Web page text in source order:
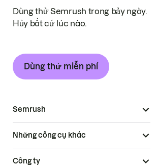
Dùng thử Semrush trong bảy ngày.
Hủy bất cứ lúc nào.
Dùng thử miễn phí
Semrush
Những công cụ khác
Công ty